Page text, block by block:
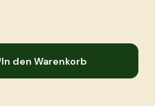
In den Warenkorb